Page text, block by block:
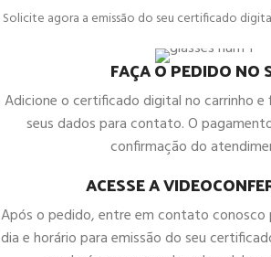
Solicite agora a emissão do seu certificado
FAÇA O PEDIDO NO
Adicione o certificado digital no carrinho e
seus dados para contato. O
confirmação do
ACESSE A
Após o pedido, entre em contato conosco
dia e horário para emissão do seu